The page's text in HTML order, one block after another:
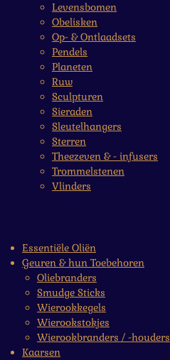
Levensbomen
Obelisken
Op- & Ontlaadsets
Pendels
Planeten
Ruw
Sculpturen
Sieraden
Sleutelhangers
Sterren
Theezeven & - infusers
Trommelstenen
Vlinders
Essentiële Oliën
Geuren & hun Toebehoren
Oliebranders
Smudge Sticks
Wierookkegels
Wierookstokjes
Wierookbranders / -houders
Kaarsen